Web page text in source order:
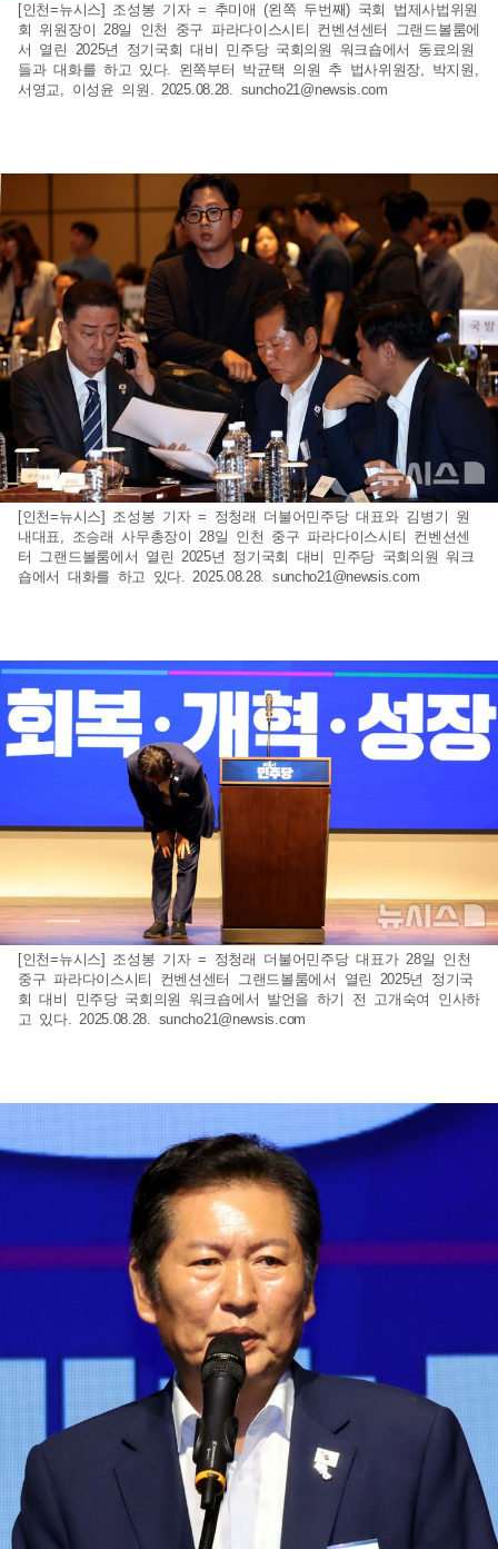
[인천=뉴시스] 조성봉 기자 = 추미애 (왼쪽 두번째) 국회 법제사법위원
회 위원장이 28일 인천 중구 파라다이스시티 컨벤션센터 그랜드볼룸에
서 열린 2025년 정기국회 대비 민주당 국회의원 워크숍에서 동료의원
들과 대화를 하고 있다. 왼쪽부터 박균택 의원 추 법사위원장, 박지원,
서영교, 이성윤 의원. 2025.08.28. suncho21@newsis.com
[인천=뉴시스] 조성봉 기자 = 정청래 더불어민주당 대표와 김병기 원
내대표, 조승래 사무총장이 28일 인천 중구 파라다이스시티 컨벤션센
터 그랜드볼룸에서 열린 2025년 정기국회 대비 민주당 국회의원 워크
숍에서 대화를 하고 있다. 2025.08.28. suncho21@newsis.com
[인천=뉴시스] 조성봉 기자 = 정청래 더불어민주당 대표가 28일 인천
중구 파라다이스시티 컨벤션센터 그랜드볼룸에서 열린 2025년 정기국
회 대비 민주당 국회의원 워크숍에서 발언을 하기 전 고개숙여 인사하
고 있다. 2025.08.28. suncho21@newsis.com